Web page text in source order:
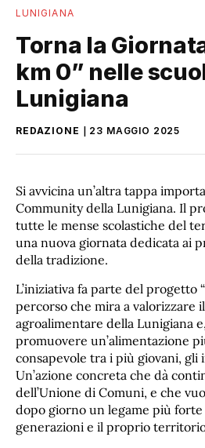
LUNIGIANA
Torna la
km 0” nelle
Lunigiana
REDAZIONE 23 MAGGIO 2025
Si avvicina un’altra tappa
Community della Lunigiana. Il
tutte le mense scolastiche del
una nuova giornata dedicata ai
della tradizione.
L’iniziativa fa parte del progetto
percorso che mira a valorizzare
agroalimentare della Lunigiana
promuovere un’alimentazione
consapevole tra i più giovani, gli
Un’azione concreta che dà
dell’Unione di Comuni, e che
dopo giorno un legame più
generazioni e il proprio